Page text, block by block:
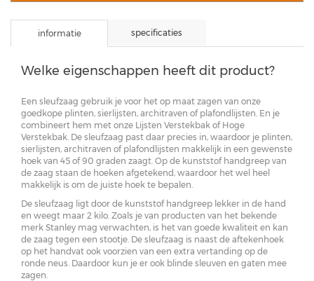
informatie specificaties
Welke eigenschappen heeft dit product?
Een sleufzaag gebruik je voor het op maat zagen van onze
goedkope plinten, sierlijsten, architraven of plafondlijsten. En je
combineert hem met onze Lijsten Verstekbak of Hoge
Verstekbak. De sleufzaag past daar precies in, waardoor je plinten,
sierlijsten, architraven of plafondlijsten makkelijk in een gewenste
hoek van 45 of 90 graden zaagt. Op de kunststof handgreep van
de zaag staan de hoeken afgetekend, waardoor het wel heel
makkelijk is om de juiste hoek te bepalen.
De sleufzaag ligt door de kunststof handgreep lekker in de hand
en weegt maar 2 kilo. Zoals je van producten van het bekende
merk Stanley mag verwachten, is het van goede kwaliteit en kan
de zaag tegen een stootje. De sleufzaag is naast de aftekenhoek
op het handvat ook voorzien van een extra vertanding op de
ronde neus. Daardoor kun je er ook blinde sleuven en gaten mee
zagen.